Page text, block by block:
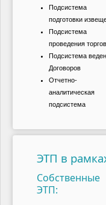
Подсистема
подготовки
Подсистема
проведения торгов
Подсистема
Договоров
Отчетно-
аналитическая
подсистема
ЭТП в
Собственные
ЭТП: